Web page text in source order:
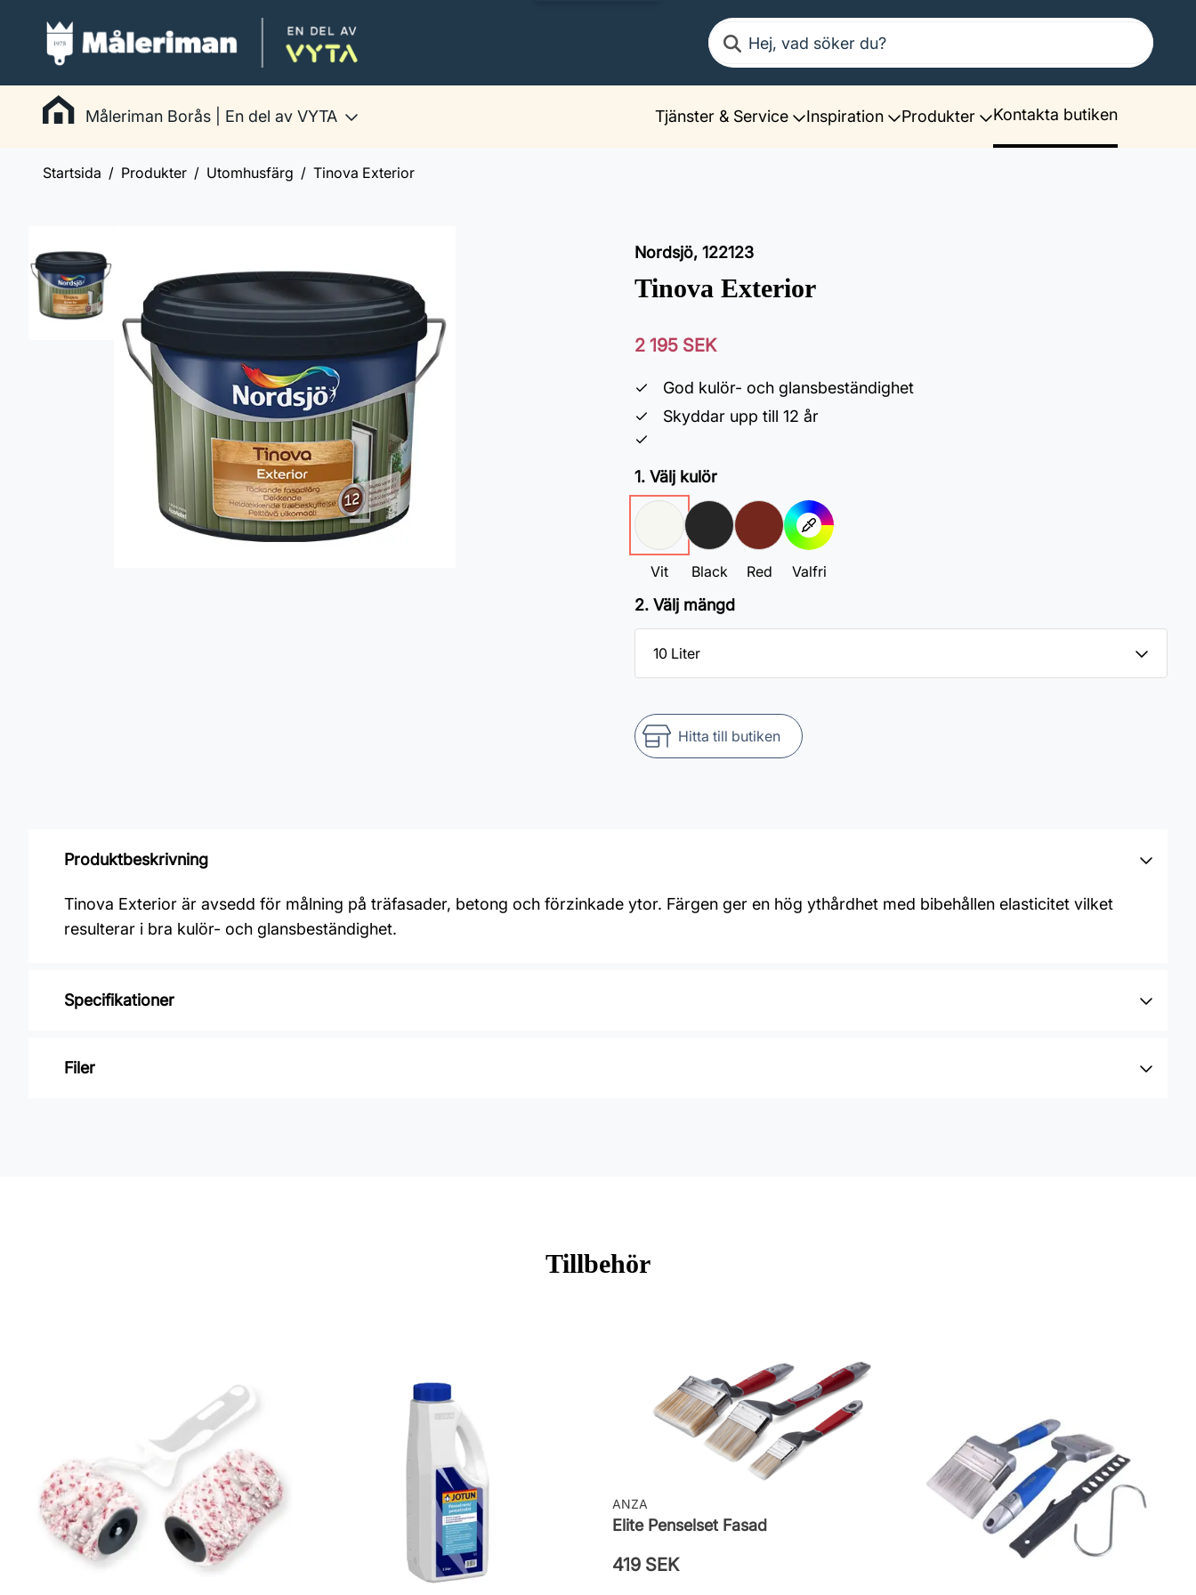
Sök
Måleriman Borås | En del av VYTA Tjänster & Service Inspiration Produkter Kontakta butiken
Startsida Produkter Utomhusfärg Tinova Exterior
Nordsjö, 122123
Tinova Exterior
2 195 SEK
God kulör- och glansbeständighet
Skyddar upp till 12 år
1. Välj kulör
Vit Black Red Valfri
2. Välj mängd
Hitta till butiken
Produktbeskrivning
Tinova Exterior är avsedd för målning på träfasader, betong och förzinkade ytor. Färgen ger en hög ythårdhet med bibehållen elasticitet vilket
resulterar i bra kulör- och glansbeständighet.
Specifikationer
Varumärke: Nordsjö
Filer
Tillbehör
ANZA
Elite Penselset Fasad
419 SEK